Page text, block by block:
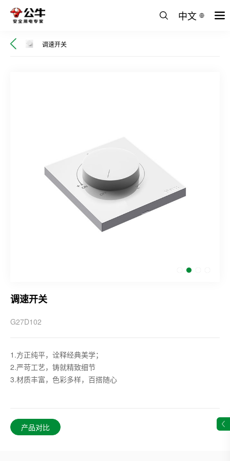
中文
调速开关
调速开关
G27D102
1.方正纯平，诠释经典美学；
2.严苛工艺，铸就精致细节
3.材质丰富，色彩多样，百搭随心
产品对比